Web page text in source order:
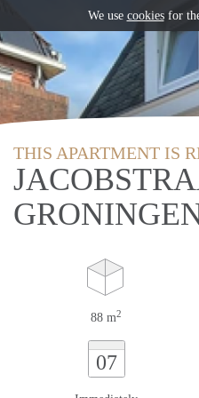
THIS APARTMENT IS
88 m2
07
We use cookiesfor